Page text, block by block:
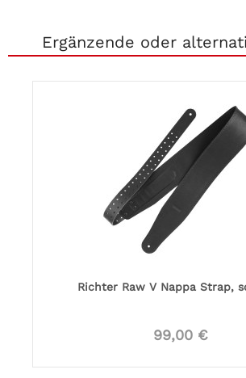
Ergänzende oder
Richter Raw V Nappa Strap,
99,00 €